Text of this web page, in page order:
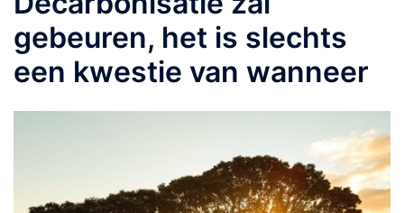
gebeuren, het is slechts
een kwestie van wanneer